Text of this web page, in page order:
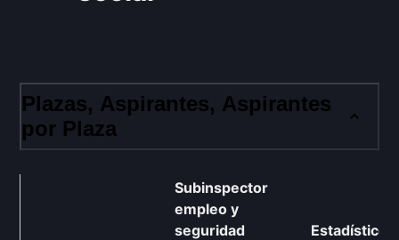
Plazas, Aspirantes, Aspirantes
por Plaza
Subinspector
empleo y
seguridad
Estadísticos